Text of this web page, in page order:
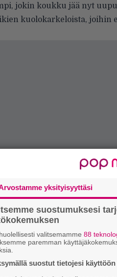
jokin koukku jää nyt
kuolokarkeloista, joihin
oikein kunnolla ja
yksityisyyttäsi
suostumuksesi
valitsemamme 88
paremman
suostut tietojesi käyttöön